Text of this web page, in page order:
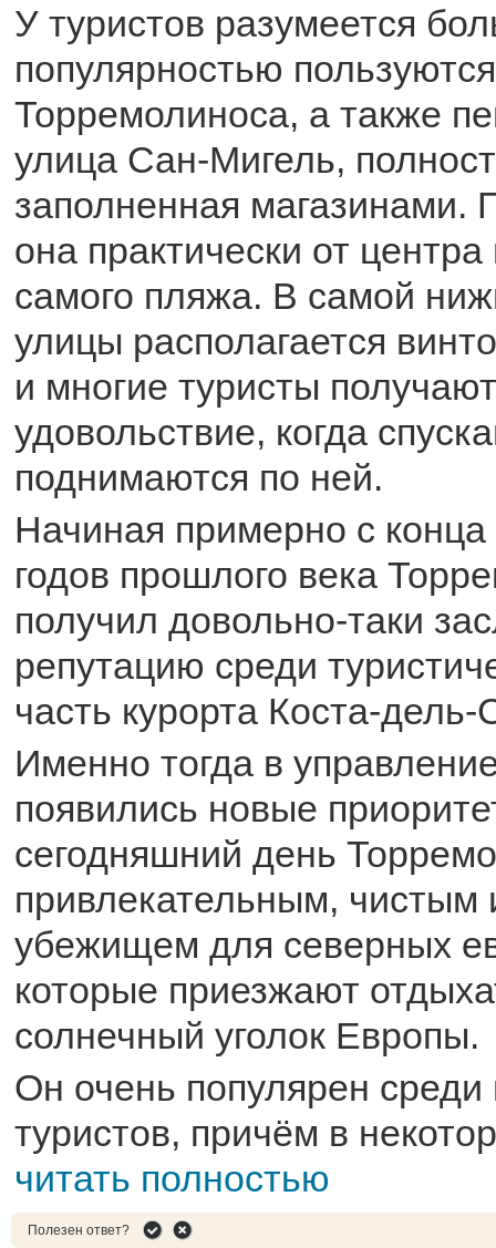
У туристов разумеется
популярностью
Торремолиноса, а также
улица Сан-Мигель,
заполненная магазинами.
она практически от
самого пляжа. В самой
улицы располагается
и многие туристы
удовольствие, когда
поднимаются по ней.
Начиная примерно с
годов прошлого века
получил довольно-таки
репутацию среди
часть курорта Коста-дель-
Именно тогда в
появились новые
сегодняшний день
привлекательным, чистым
убежищем для северных
которые приезжают
солнечный уголок Европы.
Он очень популярен среди
туристов, причём в
читать полностью
Полезен ответ?